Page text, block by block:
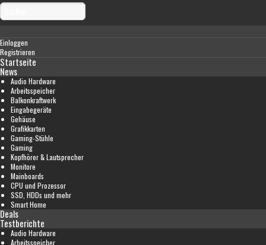
Einloggen
Registrieren
Startseite
News
Audio Hardware
Arbeitsspeicher
Balkonkraftwerk
Eingabegeräte
Gehäuse
Grafikkarten
Gaming-Stühle
Gaming
Kopfhörer & Lautsprecher
Monitore
Mainboards
CPU und Prozessor
SSD, HDDs und mehr
Smart Home
Deals
Testberichte
Audio Hardware
Arbeitsspeicher